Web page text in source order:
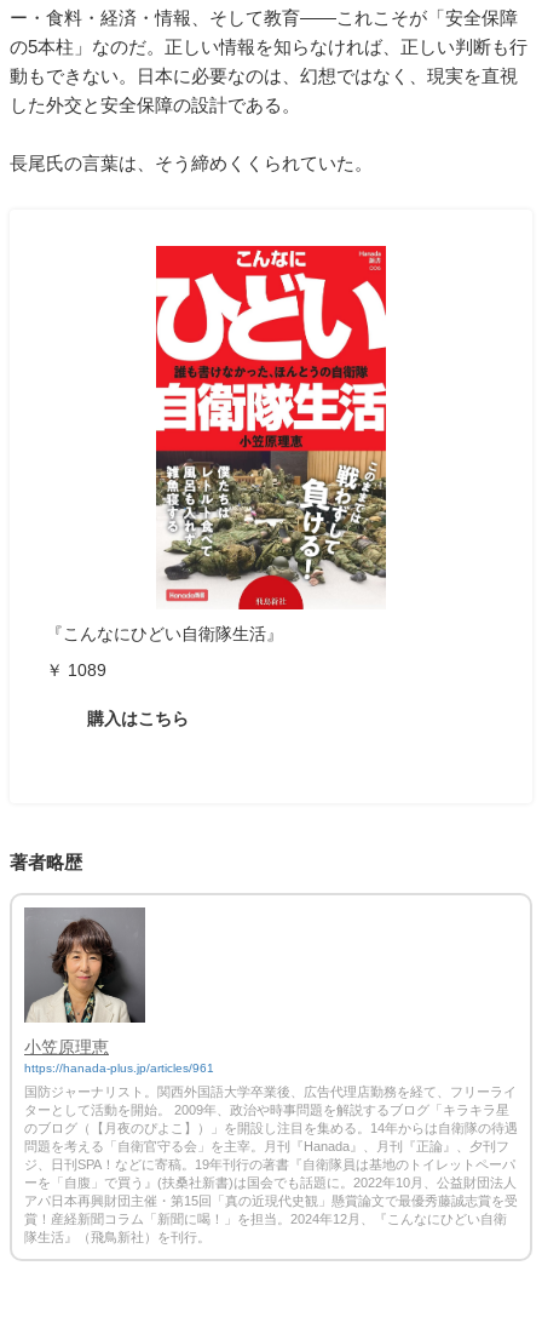
ー・食料・経済・情報、そして教育――これこそが「安全保障
の5本柱」なのだ。正しい情報を知らなければ、正しい判断も行
動もできない。日本に必要なのは、幻想ではなく、現実を直視
した外交と安全保障の設計である。
長尾氏の言葉は、そう締めくくられていた。
『こんなにひどい自衛隊生活』
￥ 1089
購入はこちら
著者略歴
小笠原理恵
https://hanada-plus.jp/articles/961
国防ジャーナリスト。関西外国語大学卒業後、広告代理店勤務を経て、フリーライ
ターとして活動を開始。 2009年、政治や時事問題を解説するブログ「キラキラ星
のブログ（【月夜のぴよこ】）」を開設し注目を集める。14年からは自衛隊の待遇
問題を考える「自衛官守る会」を主宰。月刊『Hanada』、月刊『正論』、夕刊フ
ジ、日刊SPA！などに寄稿。19年刊行の著書『自衛隊員は基地のトイレットペーパ
ーを「自腹」で買う』(扶桑社新書)は国会でも話題に。2022年10月、公益財団法人
アパ日本再興財団主催・第15回「真の近現代史観」懸賞論文で最優秀藤誠志賞を受
賞！産経新聞コラム「新聞に喝！」を担当。2024年12月、『こんなにひどい自衛
隊生活』（飛鳥新社）を刊行。